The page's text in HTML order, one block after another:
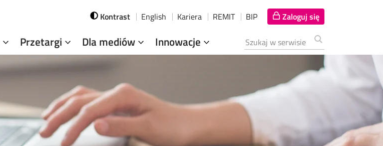
Szukana fraza
Zaloguj się
Przetargi Dla mediów Innowacje
Kontrast English Kariera REMIT BIP